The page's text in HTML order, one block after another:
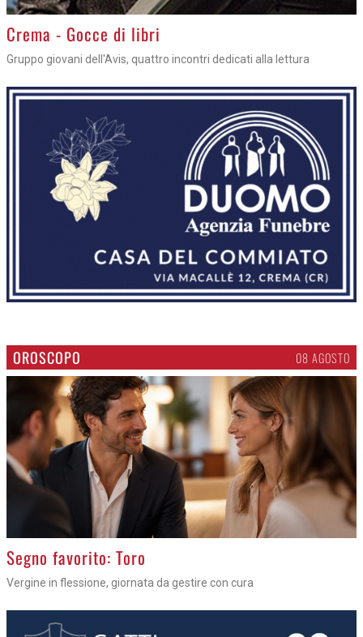
Crema - Gocce di libri
Gruppo giovani dell'Avis, quattro incontri dedicati alla lettura
OROSCOPO 08 AGOSTO
>
Segno favorito: Toro
Vergine in flessione, giornata da gestire con cura